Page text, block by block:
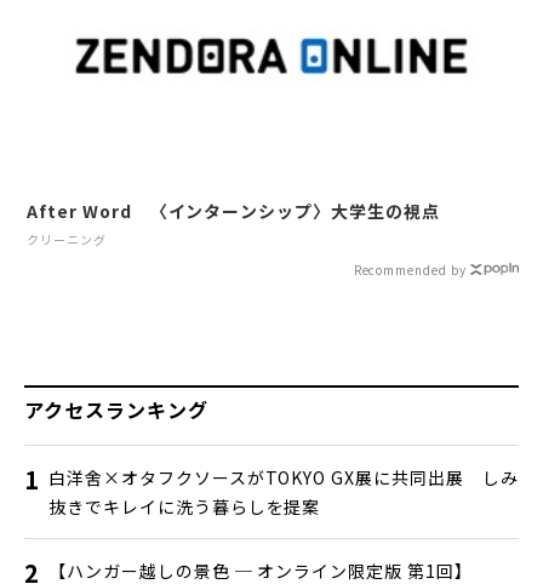
After Word 〈インターンシップ〉大学生の視点
クリーニング
Recommended by
アクセスランキング
白洋舍×オタフクソースがTOKYO GX展に共同出展 しみ
抜きでキレイに洗う暮らしを提案
【ハンガー越しの景色 ─ オンライン限定版 第1回】